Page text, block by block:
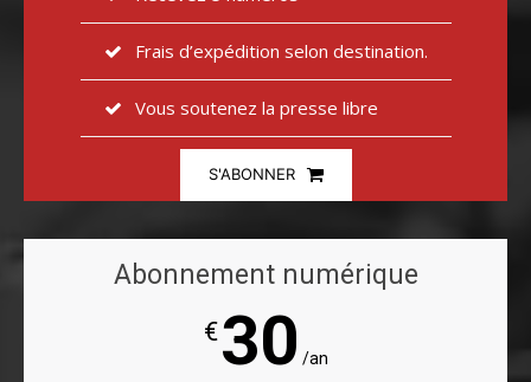
Frais d’expédition selon destination.
Vous soutenez la presse libre
S'ABONNER
Abonnement numérique
€30 /an